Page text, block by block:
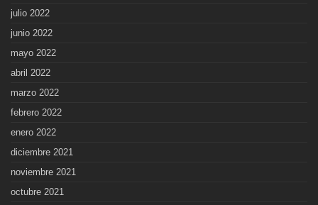
julio 2022
junio 2022
mayo 2022
abril 2022
marzo 2022
febrero 2022
enero 2022
diciembre 2021
noviembre 2021
octubre 2021